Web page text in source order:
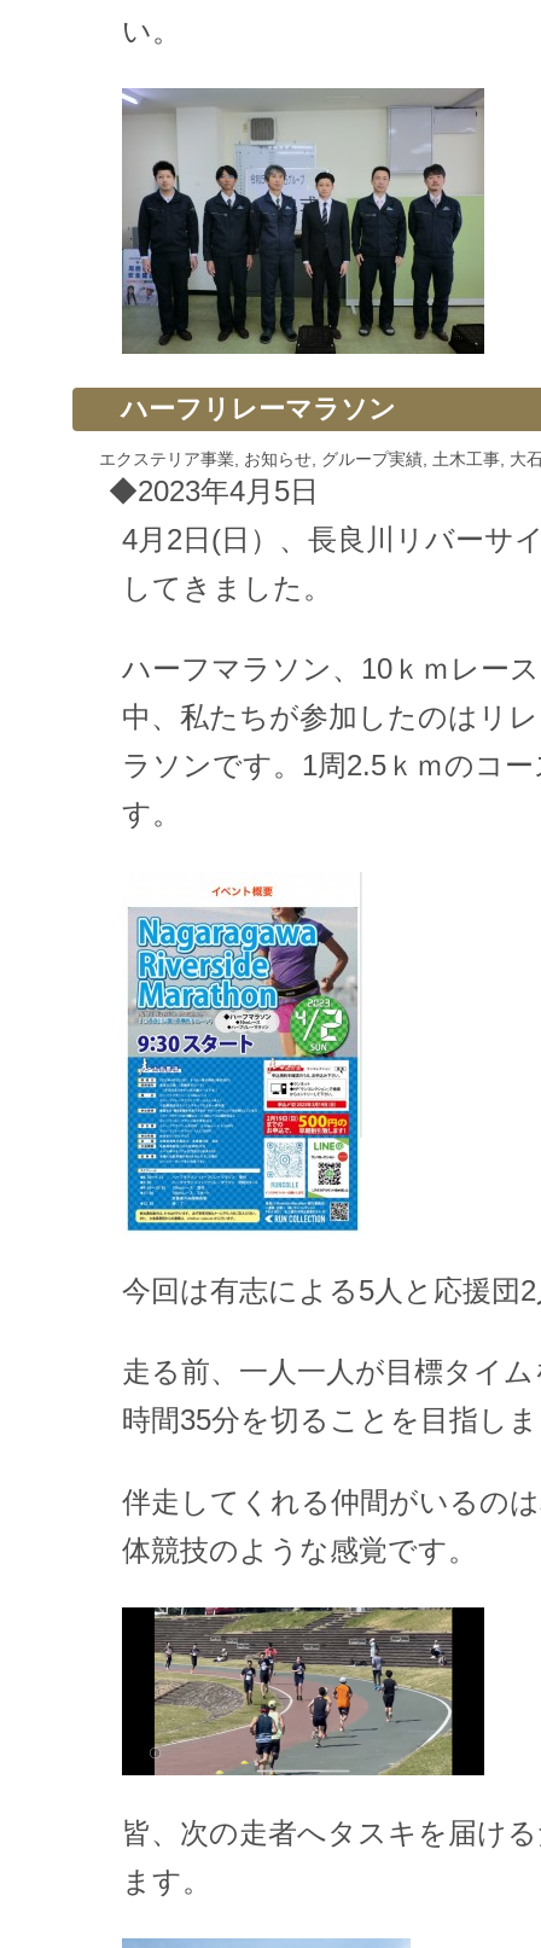
い。
ハーフリレーマラソン
エクステリア事業 お知らせ グループ実績 土木工事 大
◆2023年4月5日
4月2日(日）、長良川リバーサ
してきました。
ハーフマラソン、10ｋｍレー
中、私たちが参加したのはリ
ラソンです。1周2.5ｋｍのコ
す。
今回は有志による5人と応援団
走る前、一人一人が目標タイ
時間35分を切ることを目指し
伴走してくれる仲間がいるの
体競技のような感覚です。
皆、次の走者へタスキを届け
ます。